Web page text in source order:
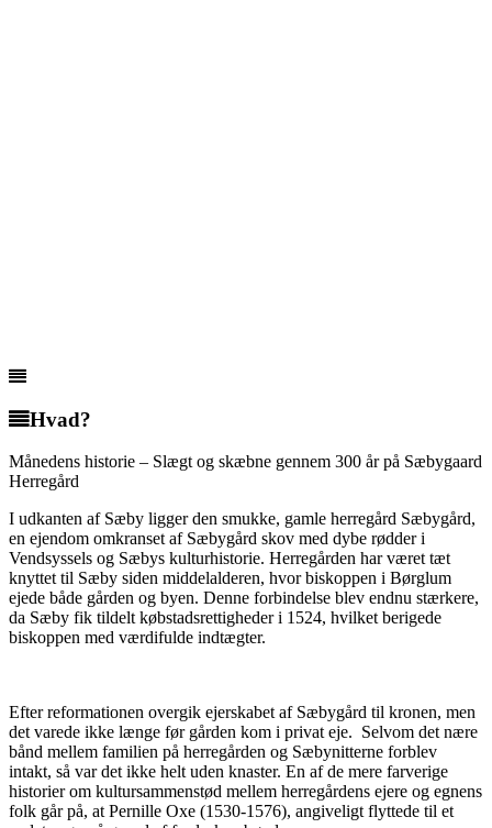
Hvad?
Månedens historie – Slægt og skæbne gennem 300 år på Sæbygaard
Herregård
I udkanten af Sæby ligger den smukke, gamle herregård Sæbygård,
en ejendom omkranset af Sæbygård skov med dybe rødder i
Vendsyssels og Sæbys kulturhistorie. Herregården har været tæt
knyttet til Sæby siden middelalderen, hvor biskoppen i Børglum
ejede både gården og byen. Denne forbindelse blev endnu stærkere,
da Sæby fik tildelt købstadsrettigheder i 1524, hvilket berigede
biskoppen med værdifulde indtægter.
Efter reformationen overgik ejerskabet af Sæbygård til kronen, men
det varede ikke længe før gården kom i privat eje. Selvom det nære
bånd mellem familien på herregården og Sæbynitterne forblev
intakt, så var det ikke helt uden knaster. En af de mere farverige
historier om kultursammenstød mellem herregårdens ejere og egnens
folk går på, at Pernille Oxe (1530-1576), angiveligt flyttede til et